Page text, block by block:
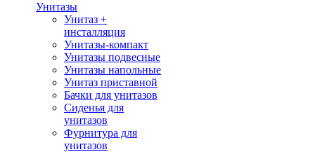
Унитазы
Унитаз +
инсталляция
Унитазы-компакт
Унитазы подвесные
Унитазы напольные
Унитаз приставной
Бачки для унитазов
Сиденья для
унитазов
Фурнитура для
унитазов